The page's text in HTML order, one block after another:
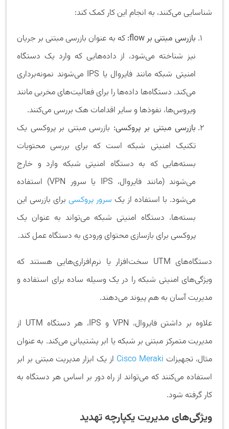
شناسایی می‌کنند، به انجام این کار کمک کند:
بازرسی مبتنی بر flow:
که به عنوان بازرسی مبتنی بر جریان
نیز شناخته می‌شود، از داده‌هایی که وارد یک دستگاه
امنیتی شبکه مانند فایروال یا IPS می‌شوند نمونه‌برداری
می‌کند. دستگاه‌ها داده‌ها را برای فعالیت‌های مخربی مانند
ویروس‌ها، نفوذها و سایر اقدامات هک بررسی می‌کنند.
بازرسی مبتنی بر پروکسی: بازرسی مبتنی بر پروکسی یک
تکنیک امنیتی شبکه است که برای بررسی محتویات
بسته‌هایی که به دستگاه امنیتی شبکه وارد و خارج
می‌شوند (مانند فایروال، IPS یا سرور VPN) استفاده
می‌شود. با استفاده از یک سرور پروکسی برای بازرسی این
بسته‌ها، دستگاه امنیتی شبکه می‌تواند به عنوان یک
پروکسی برای بازسازی محتوای ورودی به دستگاه عمل کند.
دستگاه‌های UTM سخت‌افزار یا نرم‌افزاری‌هایی هستند که
ویژگی‌های امنیتی شبکه را در یک وسیله ساده برای استفاده و
مدیریت آسان به هم پیوند می‌دهند.
علاوه بر داشتن فایروال، VPN و IPS، هر دستگاه UTM از
مدیریت متمرکز مبتنی بر شبکه یا ابر پشتیبانی می‌کند. به عنوان
مثال، تجهیزات Cisco Meraki از یک ابزار مدیریت مبتنی بر ابر
استفاده می‌کنند که می‌تواند از راه دور بر اساس هر دستگاه به
کار گرفته شود.
ویژگی‌های مدیریت یکپارچه تهدید